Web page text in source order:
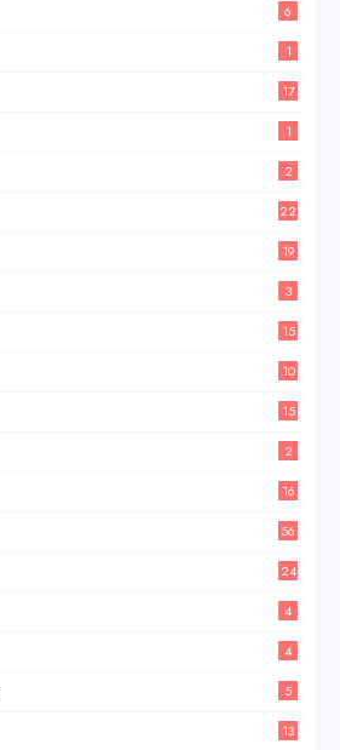
6
1
17
1
2
22
19
3
15
10
15
2
16
56
24
4
4
5
13